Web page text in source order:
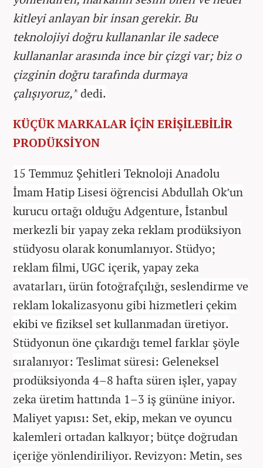
kitleyi anlayan bir insan gerekir. Bu
teknolojiyi doğru kullananlar ile sadece
kullananlar arasında ince bir çizgi var; biz o
çizginin doğru tarafında durmaya
çalışıyoruz,”dedi.
KÜÇÜK MARKALAR İÇİN ERİŞİLEBİLİR
PRODÜKSİYON
15 Temmuz Şehitleri Teknoloji Anadolu
İmam Hatip Lisesi öğrencisi Abdullah Ok’un
kurucu ortağı olduğu Adgenture, İstanbul
merkezli bir yapay zeka reklam prodüksiyon
stüdyosu olarak konumlanıyor. Stüdyo;
reklam filmi, UGC içerik, yapay zeka
avatarları, ürün fotoğrafçılığı, seslendirme ve
reklam lokalizasyonu gibi hizmetleri çekim
ekibi ve fiziksel set kullanmadan üretiyor.
Stüdyonun öne çıkardığı temel farklar şöyle
sıralanıyor: Teslimat süresi: Geleneksel
prodüksiyonda 4–8 hafta süren işler, yapay
zeka üretim hattında 1–3 iş gününe iniyor.
Maliyet yapısı: Set, ekip, mekan ve oyuncu
kalemleri ortadan kalkıyor; bütçe doğrudan
içeriğe yönlendiriliyor. Revizyon: Metin, ses